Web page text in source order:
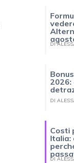
DI
2026:
DI
Costi
Italia:
DI